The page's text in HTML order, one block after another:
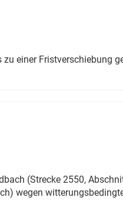
zu einer Fristverschiebung
(Strecke 2550,
wegen